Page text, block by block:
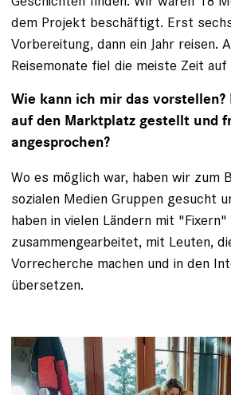
dem Projekt beschäftigt. Erst
Vorbereitung, dann ein Jahr reisen.
Reisemonate fiel die meiste Zeit auf
Wie kann ich mir das vorstellen?
auf den Marktplatz gestellt und
angesprochen?
Wo es möglich war, haben wir zum
sozialen Medien Gruppen gesucht
haben in vielen Ländern mit "Fixern"
zusammengearbeitet, mit Leuten,
Vorrecherche machen und in den
übersetzen.